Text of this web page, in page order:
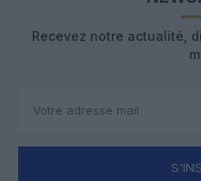
Recevez notre actualité,